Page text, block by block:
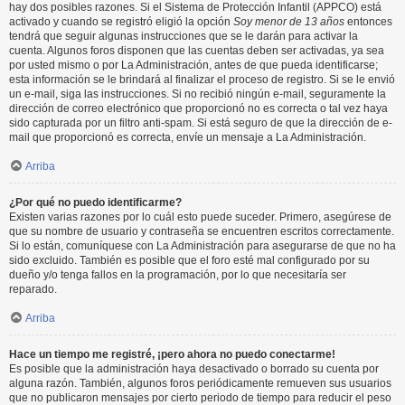
hay dos posibles razones. Si el Sistema de Protección Infantil (APPCO) está
activado y cuando se registró eligió la opción Soy menor de 13 años entonces
tendrá que seguir algunas instrucciones que se le darán para activar la
cuenta. Algunos foros disponen que las cuentas deben ser activadas, ya sea
por usted mismo o por La Administración, antes de que pueda identificarse;
esta información se le brindará al finalizar el proceso de registro. Si se le envió
un e-mail, siga las instrucciones. Si no recibió ningún e-mail, seguramente la
dirección de correo electrónico que proporcionó no es correcta o tal vez haya
sido capturada por un filtro anti-spam. Si está seguro de que la dirección de e-
mail que proporcionó es correcta, envíe un mensaje a La Administración.
Arriba
¿Por qué no puedo identificarme?
Existen varias razones por lo cuál esto puede suceder. Primero, asegúrese de
que su nombre de usuario y contraseña se encuentren escritos correctamente.
Si lo están, comuníquese con La Administración para asegurarse de que no ha
sido excluido. También es posible que el foro esté mal configurado por su
dueño y/o tenga fallos en la programación, por lo que necesitaría ser
reparado.
Arriba
Hace un tiempo me registré, ¡pero ahora no puedo conectarme!
Es posible que la administración haya desactivado o borrado su cuenta por
alguna razón. También, algunos foros periódicamente remueven sus usuarios
que no publicaron mensajes por cierto periodo de tiempo para reducir el peso